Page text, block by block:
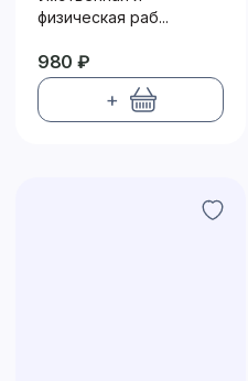
физическая раб...
980 ₽
+